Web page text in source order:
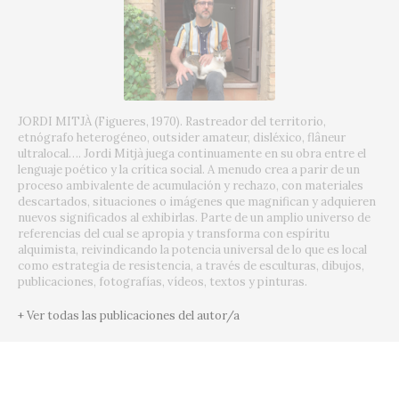
JORDI MITJÀ (Figueres, 1970). Rastreador del territorio,
etnógrafo heterogéneo, outsider amateur, disléxico, flâneur
ultralocal…. Jordi Mitjà juega continuamente en su obra entre el
lenguaje poético y la crítica social. A menudo crea a parir de un
proceso ambivalente de acumulación y rechazo, con materiales
descartados, situaciones o imágenes que magnifican y adquieren
nuevos significados al exhibirlas. Parte de un amplio universo de
referencias del cual se apropia y transforma con espíritu
alquimista, reivindicando la potencia universal de lo que es local
como estrategia de resistencia, a través de esculturas, dibujos,
publicaciones, fotografías, vídeos, textos y pinturas.
+ Ver todas las publicaciones del autor/a